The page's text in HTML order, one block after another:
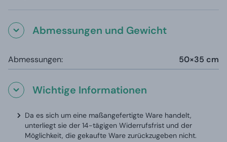
Abmessungen und Gewicht
Abmessungen: 50×35 cm
Wichtige Informationen
Da es sich um eine maßangefertigte Ware handelt,
unterliegt sie der 14-tägigen Widerrufsfrist und der
Möglichkeit, die gekaufte Ware zurückzugeben nicht.